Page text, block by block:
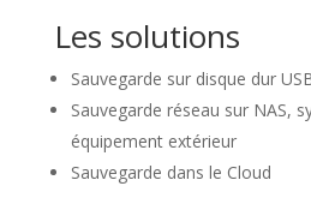
Les solutions
Sauvegarde sur disque dur
Sauvegarde réseau sur NAS,
équipement extérieur
Sauvegarde dans le Cloud